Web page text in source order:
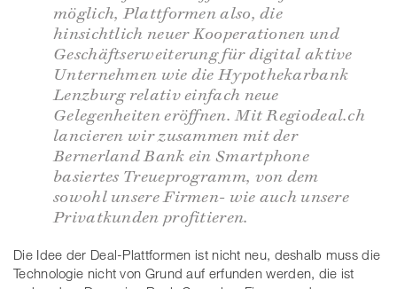
möglich, Plattformen also, die
hinsichtlich neuer Kooperationen und
Geschäftserweiterung für digital aktive
Unternehmen wie die Hypothekarbank
Lenzburg relativ einfach neue
Gelegenheiten eröffnen. Mit Regiodeal.ch
lancieren wir zusammen mit der
Bernerland Bank ein Smartphone
basiertes Treueprogramm, von dem
sowohl unsere Firmen- wie auch unsere
Privatkunden profitieren.
Die Idee der Deal-Plattformen ist nicht neu, deshalb muss die
Technologie nicht von Grund auf erfunden werden, die ist